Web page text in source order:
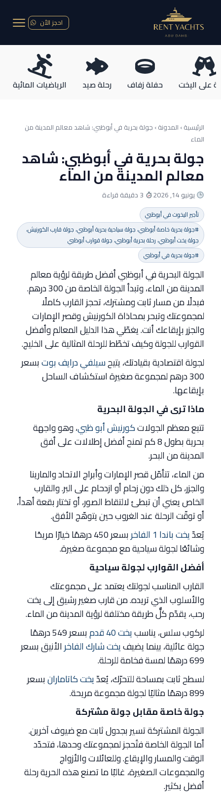
احجز الأن
على اليخت حفلة زفاف رحلة صيد الرياضيات المائية
الرئيسية › المدونة › جولة بحرية في أبوظبي: شاهد معالم المدينة من
الماء
جولة بحرية في أبوظبي: شاهد
معالم المدينة من الماء
يونيو 14, 2026
تأجير اليخوت في أبوظبي
#جولة بحرية خاصة أبوظبي، جولة سياحية بحرية أبوظبي، جولة قارب الكورنيش،
جولة يخت أبوظبي، رحلة بحرية أبوظبي، جولة قوارب أبوظبي
#جولة بحرية في أبوظبي
الجولة البحرية في أبوظبي أفضل طريقة لرؤية معالم
المدينة من الماء، وتبدأ الجولة الخاصة من 300 درهم.
فبدلًا من مسار ثابت ومشترك، تحجز القارب كاملًا
لمجموعتك وتبحر بمحاذاة الكورنيش وقصر الإمارات
والجزر بإيقاعك أنت. يغطّي هذا الدليل المعالم وأفضل
القوارب للجولة وكيف تخطّط للرحلة المثالية على الخليج.
لجولة اقتصادية بقيادتك، يتيحسيلفي درايف بوتبسعر
300 درهم لمجموعة صغيرة استكشاف الساحل
بإيقاعها.
ماذا ترى في الجولة البحرية
تتبع معظم الجولاتكورنيش أبو ظبي، وهو واجهة
بحرية بطول 8 كم تمنح أفضل إطلالات على أفق
المدينة من البحر.
من الماء، تتأمّل قصر الإمارات وأبراج الاتحاد والمارينا
والجزر، كل ذلك دون زحام أو ازدحام على البر. والقارب
الخاص يعني أن تبطئ لالتقاط الصور، أو تختار بقعة أهدأ،
أو توقّت الرحلة عند الغروب حين يتوهّج الأفق.
يُعدّيخت باندا 1 الفاخر
بسعر 450 درهمًا خيارًا مريحًا
وشائعًا لجولة سياحية مع مجموعة صغيرة.
أفضل القوارب لجولة سياحية
القارب المناسب لجولتك يعتمد على مجموعتك
والأسلوب الذي تريده. من قارب صغير رشيق إلى يخت
رحب، يقدّم كلٌّ طريقة مختلفة لرؤية المدينة من الماء.
لركوب سلس، يناسبيخت 40 قدم
بسعر 549 درهمًا
جولة عائلية، بينما يضيفيخت شارك الفاخرالأنيق بسعر
699 درهمًا لمسة فخامة للرحلة.
لسطح ثابت بمساحة للتحرّك، يُعدّيخت كاتامارانبسعر
899 درهمًا مثاليًا لجولة مجموعة مريحة.
جولة خاصة مقابل جولة مشتركة
الجولة المشتركة تسير بجدول ثابت مع ضيوف آخرين.
أما الجولة الخاصة فتُحجز لمجموعتك وحدها، فتحدّد
الوقت والمسار والإيقاع. وللعائلات والأزواج
والمجموعات الصغيرة، غالبًا ما تصنع هذه الحرية رحلة
أفضل بكثير.